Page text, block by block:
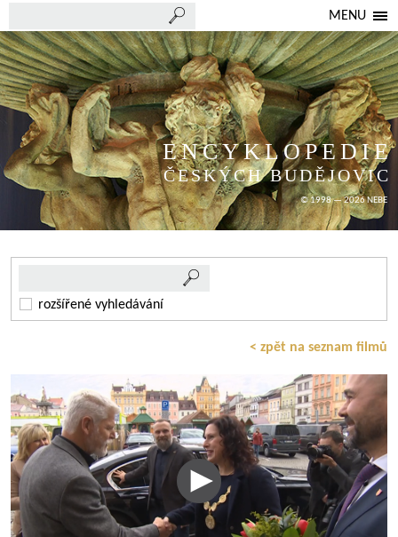
MENU
ENCYKLOPEDIE
ČESKÝCH BUDĚJOVIC
© 1998 — 2026 NEBE
rozšířené vyhledávání
< zpět na seznam filmů